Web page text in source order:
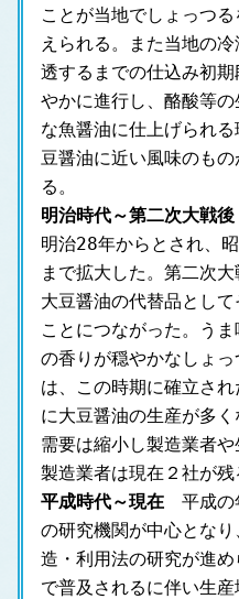
ことが当地でしょっつ
えられる。また当地の
透するまでの仕込み初
やかに進行し、酪酸等
な魚醤油に仕上げられ
豆醤油に近い風味のも
る。
明治時代～第二次大戦後
明治28年からとされ、
まで拡大した。第二次
大豆醤油の代替品とし
ことにつながった。う
の香りが穏やかなしょ
は、この時期に確立さ
に大豆醤油の生産が多
需要は縮小し製造業者
製造業者は現在２社が残
平成時代～現在 平成の
の研究機関が中心とな
造・利用法の研究が進
で普及されるに伴い生産